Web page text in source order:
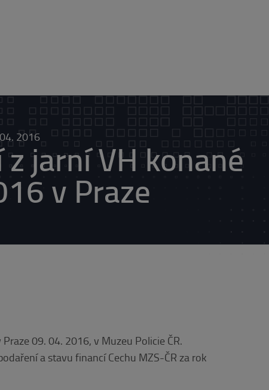
2016jarní VH konané
v Praze
09. 04. 2016, v Muzeu Policie ČR.
a stavu financí Cechu MZS-ČR za rok